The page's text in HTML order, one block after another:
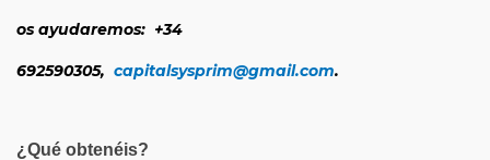
os ayudaremos: +34
692590305, capitalsysprim@gmail.com.
¿Qué obtenéis?